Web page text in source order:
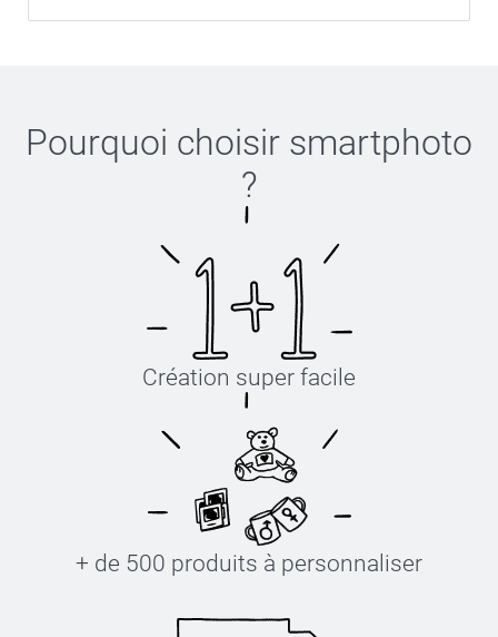
Pourquoi choisir smartphoto
?
Création super facile
+ de 500 produits à personnaliser